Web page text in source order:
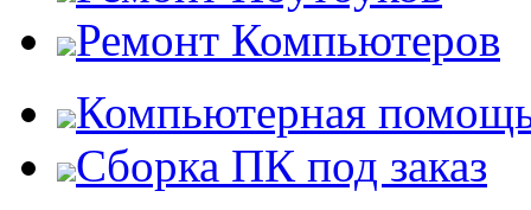
Ремонт Компьютеров
Компьютерная
Сборка ПК под заказ